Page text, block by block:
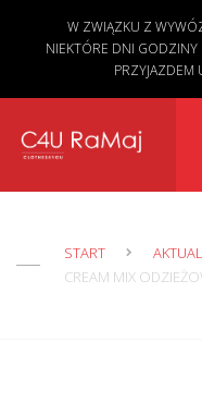
START
CREAM MIX
W ZWIĄZKU Z
NIEKTÓRE DNI GODZINY
PRZYJAZDEM